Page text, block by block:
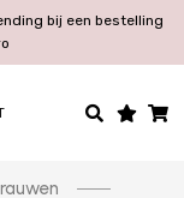
bij een bestelling